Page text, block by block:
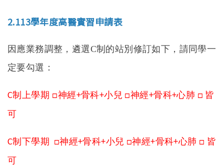
大四實習
相關辦法
招生訊息 (link is external)
Open
系友回娘家
2.113學年度高醫實習申請表
因應業務調整，遴選C制的站別修訂如下，請同學一
定要勾選：
C制上學期 □神經+骨科+小兒 □神經+骨科+心肺 □ 皆
可
C制下學期 □神經+骨科+小兒 □神經+骨科+心肺 □ 皆
可